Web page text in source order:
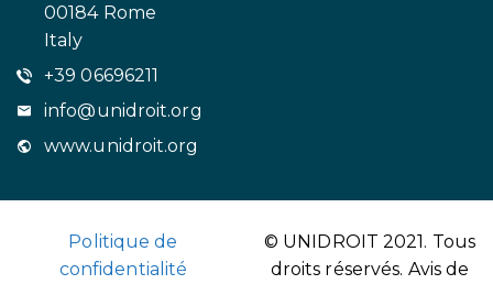
00184 Rome
Italy
+39 06696211
info@unidroit.org
www.unidroit.org
Politique de
confidentialité
© UNIDROIT 2021. Tous
droits réservés. Avis de